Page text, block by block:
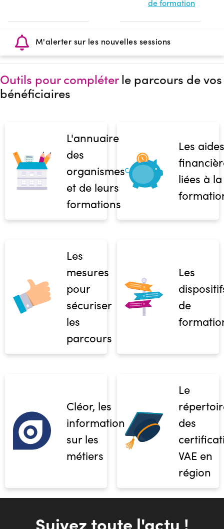
de formation
M'alerter sur les nouvelles sessions
Outils pour compléterle parcours de vos
bénéficiaires
L'annuaire
des
organismes
et de leurs
formations
Les aides
liées à la
Les
mesures
pour
sécuriser
les
parcours
Les
de
Cléor, les
informations
sur les
métiers
Le
des
VAE en
région
Suivez toute l'actu !